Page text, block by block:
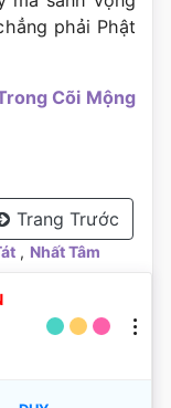
phải Phật
Cõi Mộng
Trang Trước
, Nhất Tâm